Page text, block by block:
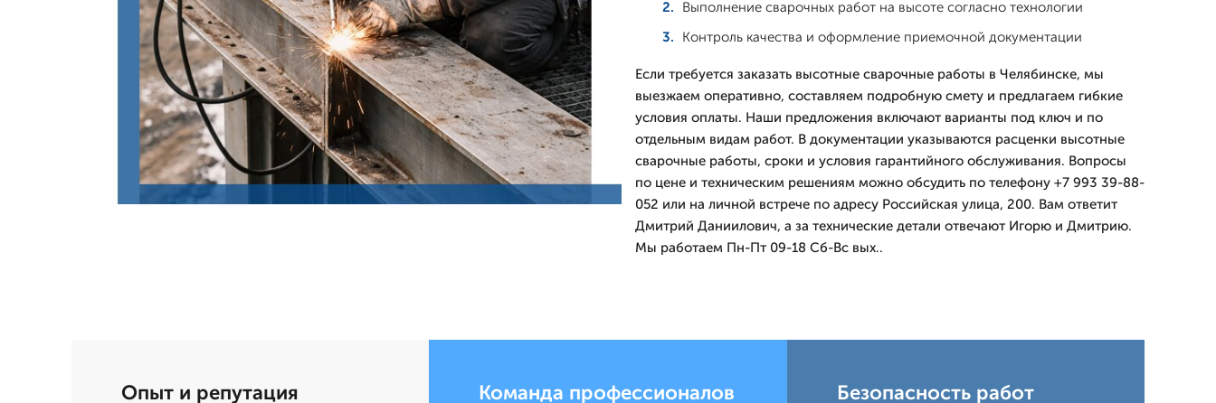
Выполнение сварочных работ на высоте согласно технологии
Контроль качества и оформление приемочной документации
Если требуется заказать высотные сварочные работы в Челябинске, мы
выезжаем оперативно, составляем подробную смету и предлагаем гибкие
условия оплаты. Наши предложения включают варианты под ключ и по
отдельным видам работ. В документации указываются расценки высотные
сварочные работы, сроки и условия гарантийного обслуживания. Вопросы
по цене и техническим решениям можно обсудить по телефону +7 993 39-88-
052 или на личной встрече по адресу Российская улица, 200. Вам ответит
Дмитpий Даниилович, а за технические детали отвечают Игорю и Дмитрию.
Мы работаем Пн-Пт 09-18 Сб-Вс вых..
Опыт и репутация Команда профессионалов Безопасность работ